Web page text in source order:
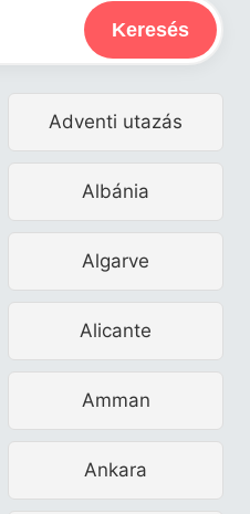
Keresés
Adventi utazás
Albánia
Algarve
Alicante
Amman
Ankara